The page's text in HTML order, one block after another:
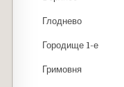
Глоднево
Городище 1-е
Гримовня